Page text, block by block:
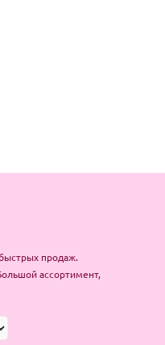
продаж.
ассортимент,